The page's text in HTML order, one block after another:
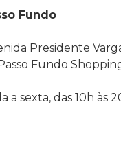
Fundo
Presidente
Fundo
a sexta, das 10h às